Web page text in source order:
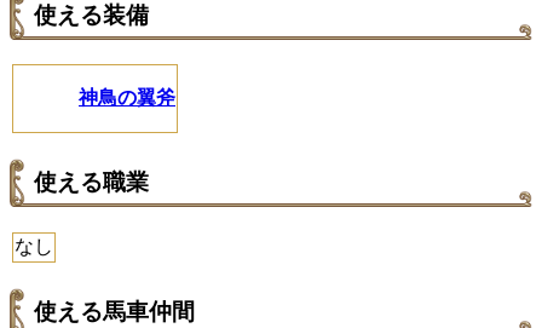
使える装備
神鳥の翼斧
使える職業
なし
使える馬車仲間